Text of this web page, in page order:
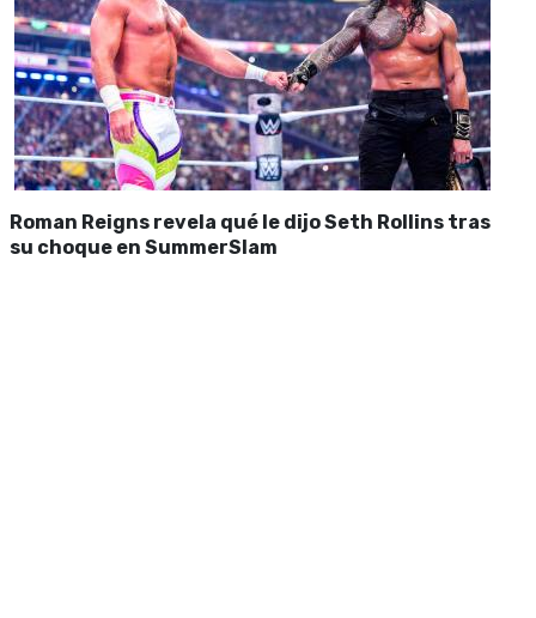
Roman Reigns revela qué le dijo Seth Rollins tras
su choque en SummerSlam